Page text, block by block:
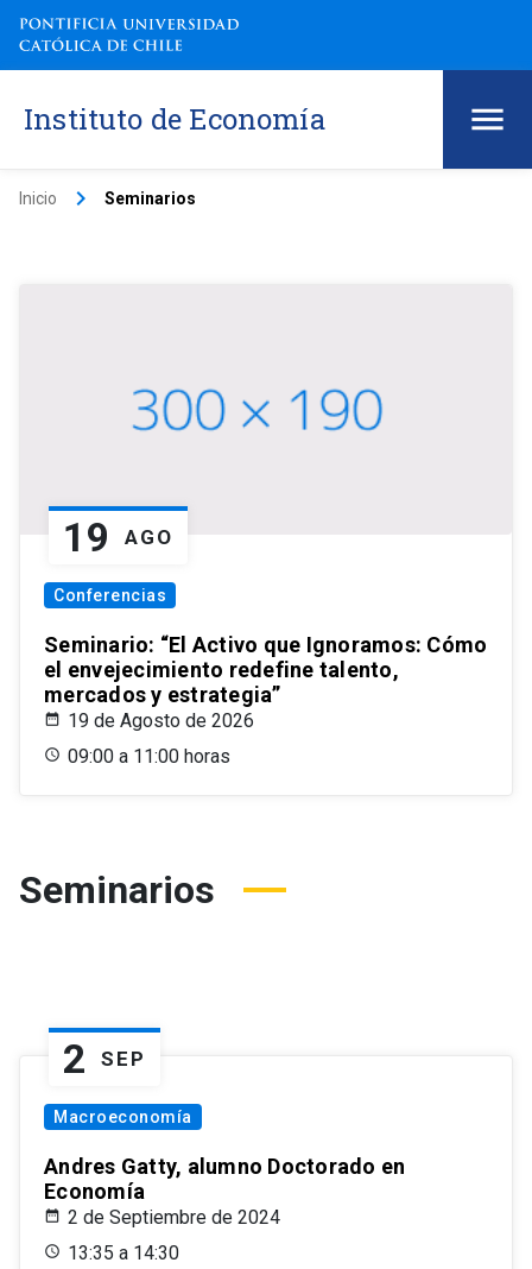
Instituto de Economía
Inicio keyboard_arrow_right Seminarios
19 AGO
Conferencias
Seminario: “El Activo que Ignoramos: Cómo
el envejecimiento redefine talento,
mercados y estrategia”
19 de Agosto de 2026
09:00 a 11:00 horas
Seminarios
2 SEP
Macroeconomía
Andres Gatty, alumno Doctorado en
Economía
2 de Septiembre de 2024
13:35 a 14:30